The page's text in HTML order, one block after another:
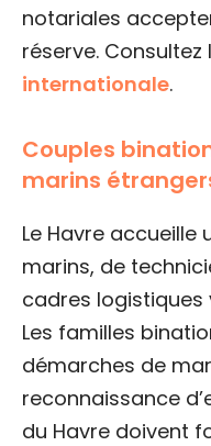
notariales
réserve.
internationale.
Couples
marins
Le Havre
marins, de
cadres logistiques
Les familles
démarches de
reconnaissance
du Havre doivent